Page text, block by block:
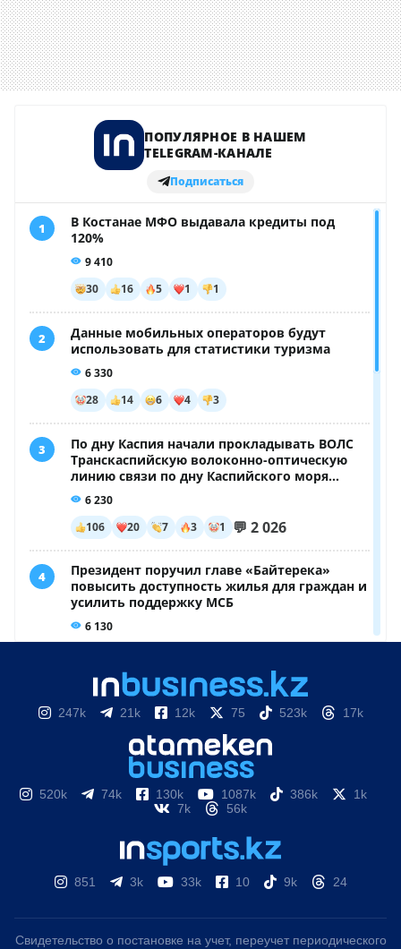
247k 21k 12k 75 523k 17k
520k 74k 130k 1087k 386k
1k
7k
56k
851 3k 33k 10 9k 24
Свидетельство о постановке на учет, переучет периодического